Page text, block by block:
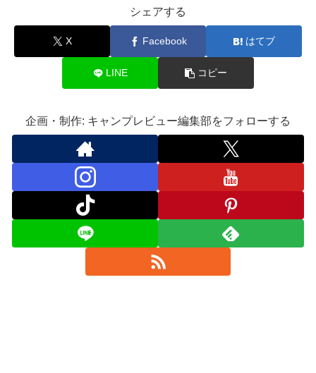
シェアする
X Facebook はてブ
LINE コピー
企画・制作: キャンプレビュー編集部をフォローする